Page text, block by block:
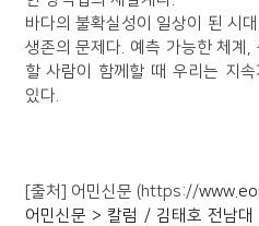
바다의 불확실성이 일상이 된 시
생존의 문제다. 예측 가능한 체계
할 사람이 함께할 때 우리는 지
있다.
[출처] 어민신문 (https://
어민신문 > 칼럼 / 김태호 전남대